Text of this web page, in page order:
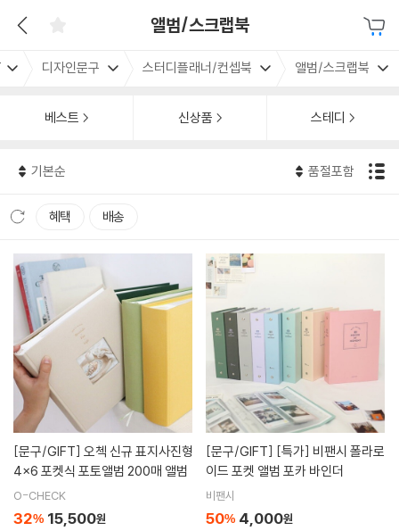
앨범/스크랩북
디자인문구 스터디플래너/컨셉북 앨범/스크랩북
베스트 신상품 스테디
기본순 품절포함
혜택 배송
[문구/GIFT]
4x6 포켓식 포토앨범 200매 앨범
O-CHECK
32% 15,500원
[문구/GIFT]
이드 포켓 앨범 포카 바인더
비팬시
50% 4,000원